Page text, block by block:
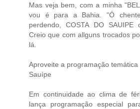
Mas veja bem, com a minha
vou é para a Bahia. "Ó
perdendo, COSTA DO SAUIPE
Creio que com allguns trocados
lá.
Aproveite a programação
Sauípe
Em continuidade ao clima de
lança programação especial